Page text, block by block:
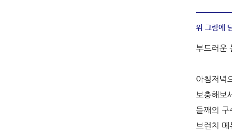
위 그림에
부드러운
아침저녁
보충해보
들깨의 구
브런치 메